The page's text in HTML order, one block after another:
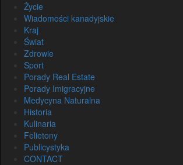
Życie
Wiadomości kanadyjskie
Kraj
Świat
Zdrowie
Sport
Porady Real Estate
Porady Imigracyjne
Medycyna Naturalna
Historia
Kulinaria
Felietony
Publicystyka
CONTACT